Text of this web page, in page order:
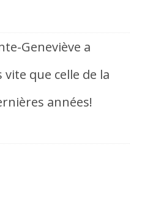
Geneviève a
que celle de la
années!